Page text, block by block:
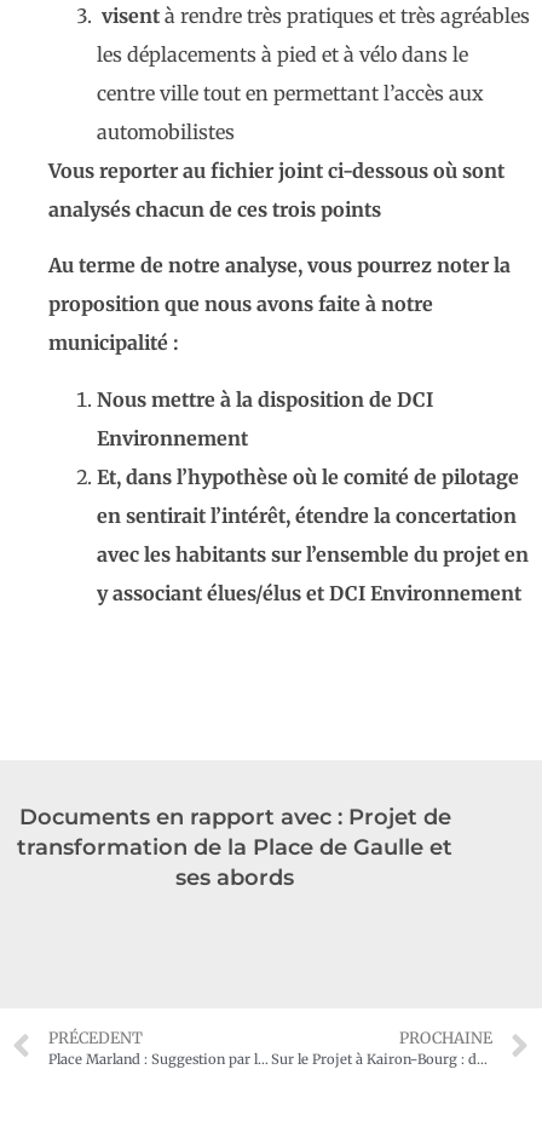
visent à rendre très pratiques et très agréables
les déplacements à pied et à vélo dans le
centre ville tout en permettant l’accès aux
automobilistes
Vous reporter au fichier joint ci-dessous où sont
analysés chacun de ces trois points
Au terme de notre analyse, vous pourrez noter la
proposition que nous avons faite à notre
municipalité :
Nous mettre à la disposition de DCI
Environnement
Et, dans l’hypothèse où le comité de pilotage
en sentirait l’intérêt, étendre la concertation
avec les habitants sur l’ensemble du projet en
y associant élues/élus et DCI Environnement
Documents en rapport avec : Projet de
transformation de la Place de Gaulle et
ses abords
PRÉCEDENT
Place Marland : Suggestion par l’association d’un aménagement pour un budget de 100.000€
PROCHAINE
Sur le Projet à Kairon-Bourg : des habitants s’engagent !